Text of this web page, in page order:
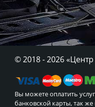
© 2018 - 2026
Вы можете оплатить
банковской карты, так